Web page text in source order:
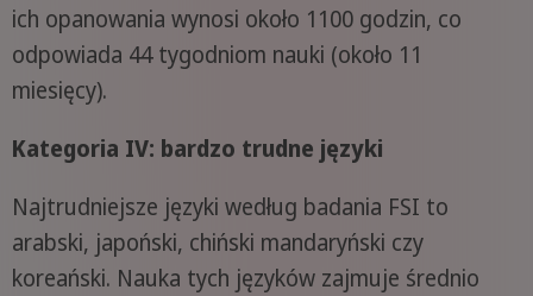
ich opanowania wynosi około 1100 godzin, co
odpowiada 44 tygodniom nauki (około 11
miesięcy).
Kategoria IV: bardzo trudne języki
Najtrudniejsze języki według badania FSI to
arabski, japoński, chiński mandaryński czy
koreański. Nauka tych języków zajmuje średnio